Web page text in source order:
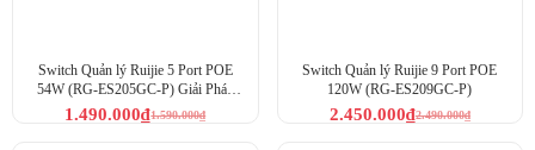
Switch Quản lý Ruijie 5 Port POE
54W (RG-ES205GC-P) Giải Pháp
Mạng Thông Minh
1.590.000₫
1.490.000₫
Switch Quản lý Ruijie 9 Port POE
120W (RG-ES209GC-P)
2.490.000₫
2.450.000₫